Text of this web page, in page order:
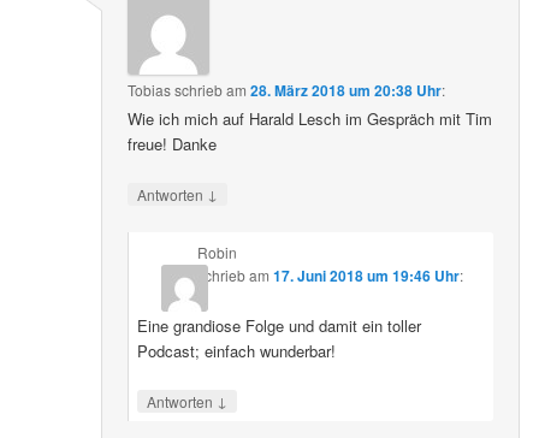
Tobiasschriebam28. März 2018 um 20:38 Uhr:
Wie ich mich auf Harald Lesch im Gespräch mit Tim
freue! Danke
Antworten ↓
Robin
schriebam 17. Juni 2018 um 19:46 Uhr:
Eine grandiose Folge und damit ein toller
Podcast; einfach wunderbar!
Antworten ↓